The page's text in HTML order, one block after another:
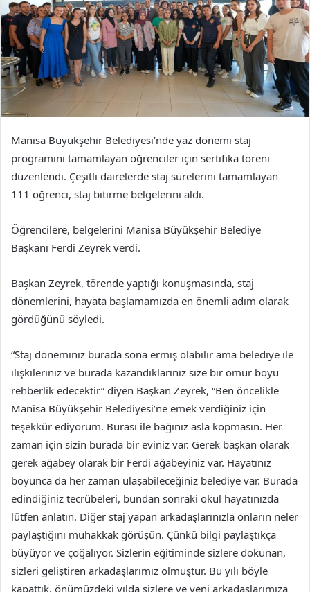
Manisa Büyükşehir Belediyesi’nde yaz dönemi staj
programını tamamlayan öğrenciler için sertifika töreni
düzenlendi. Çeşitli dairelerde staj sürelerini tamamlayan
111 öğrenci, staj bitirme belgelerini aldı.
Öğrencilere, belgelerini Manisa Büyükşehir Belediye
Başkanı Ferdi Zeyrek verdi.
Başkan Zeyrek, törende yaptığı konuşmasında, staj
dönemlerini, hayata başlamamızda en önemli adım olarak
gördüğünü söyledi.
“Staj döneminiz burada sona ermiş olabilir ama belediye ile
ilişkileriniz ve burada kazandıklarınız size bir ömür boyu
rehberlik edecektir” diyen Başkan Zeyrek, “Ben öncelikle
Manisa Büyükşehir Belediyesi’ne emek verdiğiniz için
teşekkür ediyorum. Burası ile bağınız asla kopmasın. Her
zaman için sizin burada bir eviniz var. Gerek başkan olarak
gerek ağabey olarak bir Ferdi ağabeyiniz var. Hayatınız
boyunca da her zaman ulaşabileceğiniz belediye var. Burada
edindiğiniz tecrübeleri, bundan sonraki okul hayatınızda
lütfen anlatın. Diğer staj yapan arkadaşlarınızla onların neler
paylaştığını muhakkak görüşün. Çünkü bilgi paylaştıkça
büyüyor ve çoğalıyor. Sizlerin eğitiminde sizlere dokunan,
sizleri geliştiren arkadaşlarımız olmuştur. Bu yılı böyle
kapattık, önümüzdeki yılda sizlere ve yeni arkadaşlarımıza